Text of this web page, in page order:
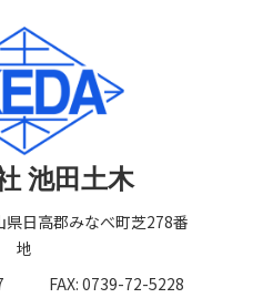
池田土木
日高郡みなべ町芝278番
地
FAX: 0739-72-5228